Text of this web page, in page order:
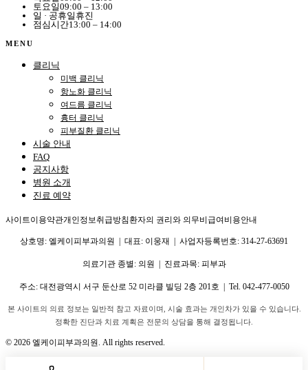
토요일09:00 – 13:00
일 · 공휴일 휴진
점심시간13:00 – 14:00
MENU
클리닉
미백 클리닉
항노화 클리닉
여드름 클리닉
흉터 클리닉
피부질환 클리닉
시술 안내
FAQ
공지사항
병원 소개
진료 예약
사이트이용약관개인정보취급방침환자의 권리와 의무비급여비용안내
상호명: 엘케이피부과의원 | 대표: 이웅재 | 사업자등록번호: 314-27-63691
의료기관 종별: 의원 | 진료과목: 피부과
주소: 대전광역시 서구 둔산로 52 미라클 빌딩 2층 201호 | Tel. 042-477-0050
본 사이트의 의료 정보는 일반적 참고 자료이며, 시술 효과는 개인차가 있을 수 있습니다.
정확한 진단과 치료 계획은 전문의 상담을 통해 결정됩니다.
© 2026 엘케이피부과의원. All rights reserved.